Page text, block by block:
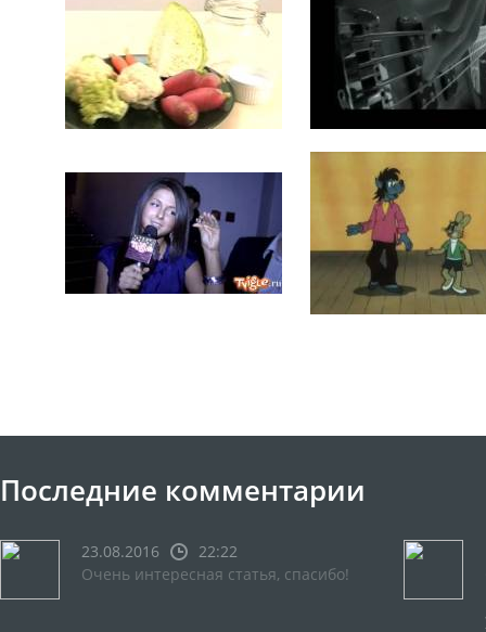
Последние комментарии
23.08.2016
22:22
Очень интересная статья, спасибо!